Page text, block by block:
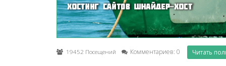
19452 Посещений Комментариев: 0 Читать